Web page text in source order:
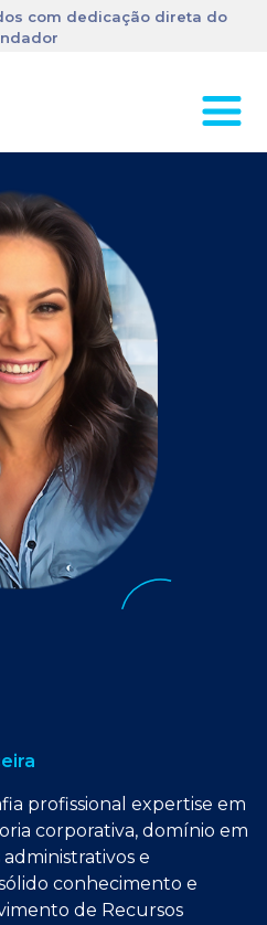
com dedicação direta do
profissional expertise em
corporativa, domínio em
e
conhecimento e
de Recursos